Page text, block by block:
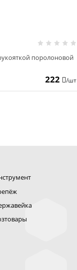
поролоновой
222 /шт